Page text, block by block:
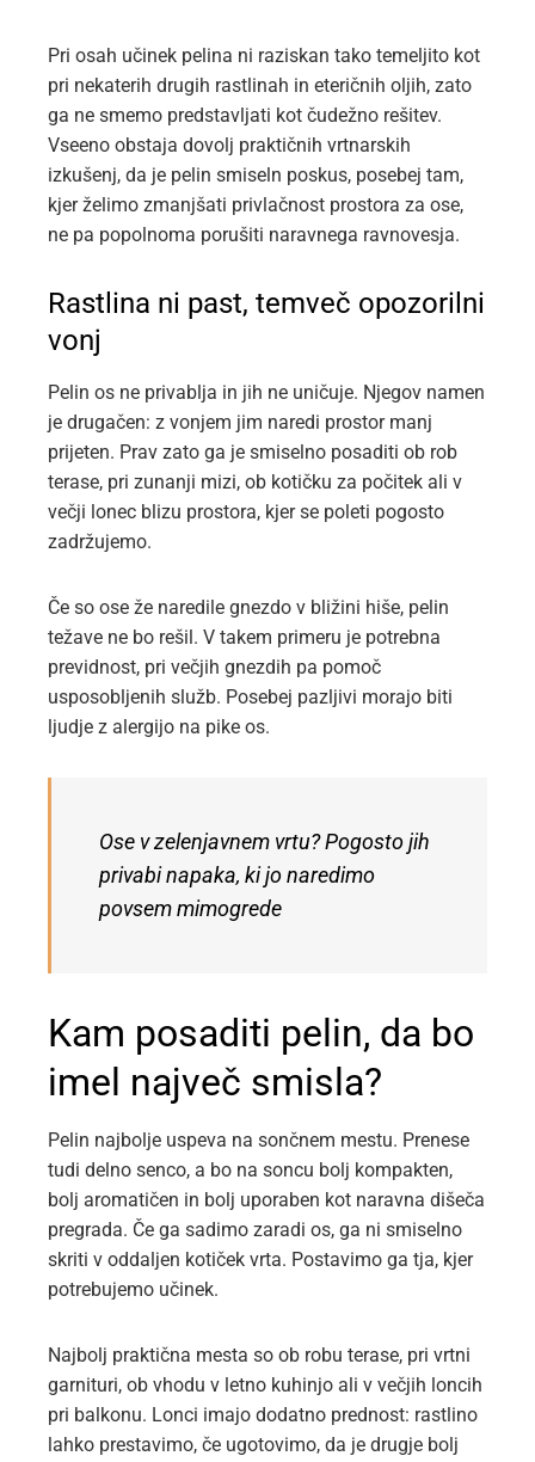
Pri osah učinek pelina ni raziskan tako temeljito kot
pri nekaterih drugih rastlinah in eteričnih oljih, zato
ga ne smemo predstavljati kot čudežno rešitev.
Vseeno obstaja dovolj praktičnih vrtnarskih
izkušenj, da je pelin smiseln poskus, posebej tam,
kjer želimo zmanjšati privlačnost prostora za ose,
ne pa popolnoma porušiti naravnega ravnovesja.
Rastlina ni past, temveč opozorilni
vonj
Pelin os ne privablja in jih ne uničuje. Njegov namen
je drugačen: z vonjem jim naredi prostor manj
prijeten. Prav zato ga je smiselno posaditi ob rob
terase, pri zunanji mizi, ob kotičku za počitek ali v
večji lonec blizu prostora, kjer se poleti pogosto
zadržujemo.
Če so ose že naredile gnezdo v bližini hiše, pelin
težave ne bo rešil. V takem primeru je potrebna
previdnost, pri večjih gnezdih pa pomoč
usposobljenih služb. Posebej pazljivi morajo biti
ljudje z alergijo na pike os.
Ose v zelenjavnem vrtu? Pogosto jih
privabi napaka, ki jo naredimo
povsem mimogrede
Kam posaditi pelin, da bo
imel največ smisla?
Pelin najbolje uspeva na sončnem mestu. Prenese
tudi delno senco, a bo na soncu bolj kompakten,
bolj aromatičen in bolj uporaben kot naravna dišeča
pregrada. Če ga sadimo zaradi os, ga ni smiselno
skriti v oddaljen kotiček vrta. Postavimo ga tja, kjer
potrebujemo učinek.
Najbolj praktična mesta so ob robu terase, pri vrtni
garnituri, ob vhodu v letno kuhinjo ali v večjih loncih
pri balkonu. Lonci imajo dodatno prednost: rastlino
lahko prestavimo, če ugotovimo, da je drugje bolj